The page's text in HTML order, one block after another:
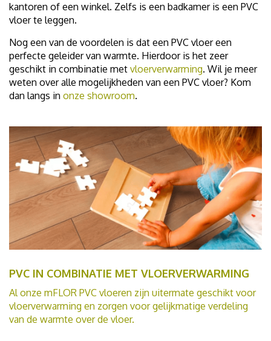
kantoren of een winkel. Zelfs is een badkamer is een PVC
vloer te leggen.
Nog een van de voordelen is dat een PVC vloer een
perfecte geleider van warmte. Hierdoor is het zeer
geschikt in combinatie met vloerverwarming. Wil je meer
weten over alle mogelijkheden van een PVC vloer? Kom
dan langs in onze showroom.
PVC IN COMBINATIE MET VLOERVERWARMING
Al onze mFLOR PVC vloeren zijn uitermate geschikt voor
vloerverwarming en zorgen voor gelijkmatige verdeling
van de warmte over de vloer.